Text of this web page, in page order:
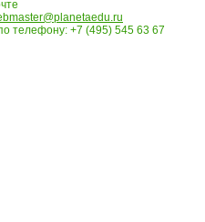
телефону: +7 (495) 545 63 67